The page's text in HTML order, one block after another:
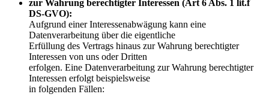
zur Wahrung berechtigter Interessen (Art 6 Abs. 1 lit.f
DS-GVO):
Aufgrund einer Interessenabwägung kann eine
Datenverarbeitung über die eigentliche
Erfüllung des Vertrags hinaus zur Wahrung berechtigter
Interessen von uns oder Dritten
erfolgen. Eine Datenverarbeitung zur Wahrung berechtigter
Interessen erfolgt beispielsweise
in folgenden Fällen: